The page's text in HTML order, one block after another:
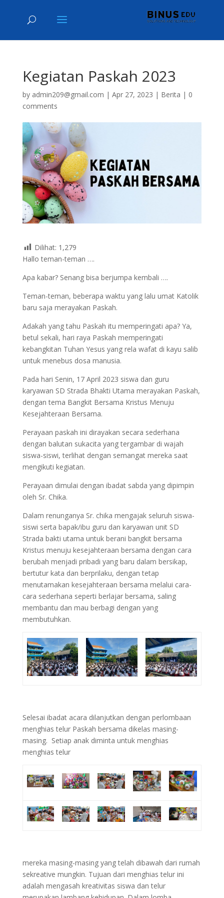
Kegiatan Paskah 2023
by admin209@gmail.com | Apr 27, 2023 | Berita | 0
comments
Dilihat: 1,279
Hallo teman-teman ….
Apa kabar? Senang bisa berjumpa kembali ….
Teman-teman, beberapa waktu yang lalu umat Katolik
baru saja merayakan Paskah.
Adakah yang tahu Paskah itu memperingati apa? Ya,
betul sekali, hari raya Paskah memperingati
kebangkitan Tuhan Yesus yang rela wafat di kayu salib
untuk menebus dosa manusia.
Pada hari Senin, 17 April 2023 siswa dan guru
karyawan SD Strada Bhakti Utama merayakan Paskah,
dengan tema Bangkit Bersama Kristus Menuju
Kesejahteraan Bersama.
Perayaan paskah ini dirayakan secara sederhana
dengan balutan sukacita yang tergambar di wajah
siswa-siswi, terlihat dengan semangat mereka saat
mengikuti kegiatan.
Perayaan dimulai dengan ibadat sabda yang dipimpin
oleh Sr. Chika.
Dalam renunganya Sr. chika mengajak seluruh siswa-
siswi serta bapak/ibu guru dan karyawan unit SD
Strada bakti utama untuk berani bangkit bersama
Kristus menuju kesejahteraan bersama dengan cara
berubah menjadi pribadi yang baru dalam bersikap,
bertutur kata dan berprilaku, dengan tetap
menutamakan kesejahteraan bersama melalui cara-
cara sederhana seperti berlajar bersama, saling
membantu dan mau berbagi dengan yang
membutuhkan.
Selesai ibadat acara dilanjutkan dengan perlombaan
menghias telur Paskah bersama dikelas masing-
masing. Setiap anak diminta untuk menghias
menghias telur
mereka masing-masing yang telah dibawah dari rumah
sekreative mungkin. Tujuan dari menghias telur ini
adalah mengasah kreativitas siswa dan telur